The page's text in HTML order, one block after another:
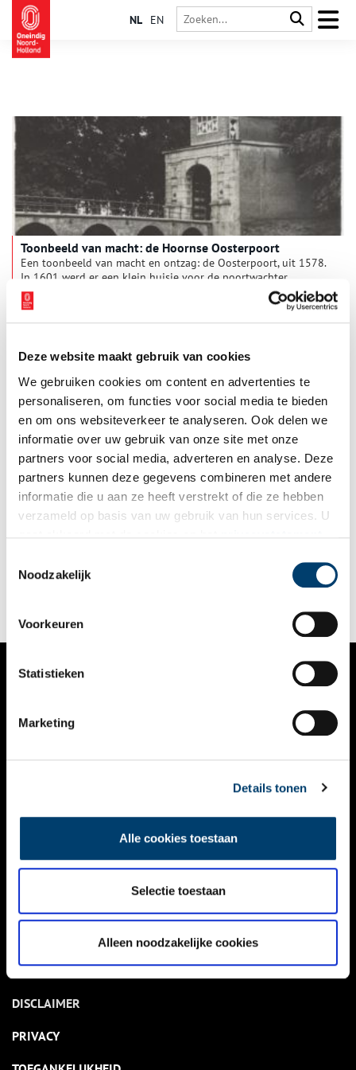
Deze website maakt gebruik van cookies
We gebruiken cookies om content en advertenties te
personaliseren, om functies voor social media te bieden
en om ons websiteverkeer te analyseren. Ook delen we
informatie over uw gebruik van onze site met onze
partners voor social media, adverteren en analyse. Deze
partners kunnen deze gegevens combineren met andere
informatie die u aan ze heeft verstrekt of die ze hebben
verzameld op basis van uw gebruik van hun services. U
Noodzakelijk
Voorkeuren
Statistieken
Marketing
Details tonen
Alle cookies toestaan
Selectie toestaan
Alleen noodzakelijke cookies
NL EN
Toonbeeld van macht: de Hoornse Oosterpoort
Een toonbeeld van macht en ontzag: de Oosterpoort, uit 1578.
In 1601 werd er een klein huisje voor de poortwachter
bovenop geplaatst.
Haarlemmerpoort verschuift naar het westen
Eeuwenlang vormde het Haarlemmerplein het westelijke
uitvalpunt van Amsterdam. Wanneer de stad in de zeventiende
betekent ook dat de stadswallen verlegd moeten worden.
NIEUWS
KALENDER
ACTIVITEITEN
NIEUWSBRIEF
DISCLAIMER
PRIVACY